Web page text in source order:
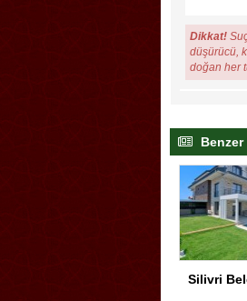
Dikkat!
düşürücü,
doğan her
Benzer